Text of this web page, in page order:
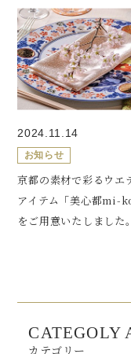
2024.11.14
お知らせ
京都の素材で彩るウエ
アイテム「美心都mi-
をご用意いたしました。
CATEGOLY
カテゴリー